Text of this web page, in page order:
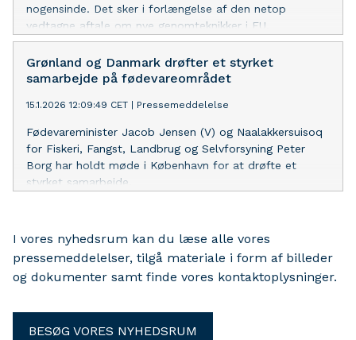
nogensinde. Det sker i forlængelse af den netop
vedtagne aftale om nye genomteknikker i EU.
Grønland og Danmark drøfter et styrket
samarbejde på fødevareområdet
15.1.2026 12:09:49 CET Pressemeddelelse
Fødevareminister Jacob Jensen (V) og Naalakkersuisoq
for Fiskeri, Fangst, Landbrug og Selvforsyning Peter
Borg har holdt møde i København for at drøfte et
styrket samarbejde.
I vores nyhedsrum kan du læse alle vores
pressemeddelelser, tilgå materiale i form af billeder
og dokumenter samt finde vores kontaktoplysninger.
BESØG VORES NYHEDSRUM